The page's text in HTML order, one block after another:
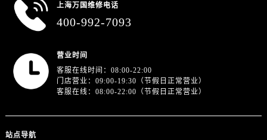
上海万国维修电话
400-992-7093
营业时间
客服在线时间：08:00-22:00
门店营业：09:00-19:30（节假日正常营业）
客服在线：08:00-22:00（节假日正常营业）
站点导航